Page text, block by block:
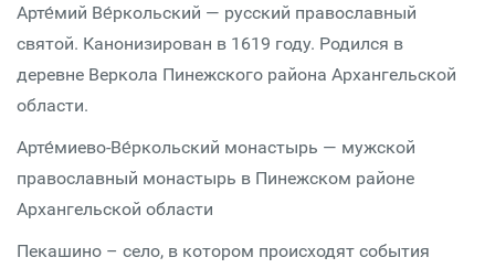
Арте́мий Ве́ркольский — русский православный
святой. Канонизирован в 1619 году. Родился в
деревне Веркола Пинежского района Архангельской
области.
Арте́миево-Ве́ркольский монастырь — мужской
православный монастырь в Пинежском районе
Архангельской области
Пекашино – село, в котором происходят события